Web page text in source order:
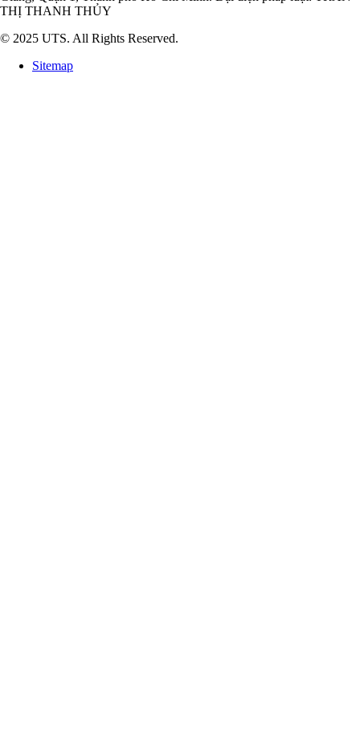
THỊ THANH THỦY
© 2025 UTS. All Rights Reserved.
Sitemap